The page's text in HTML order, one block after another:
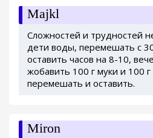
Majkl
Сложностей и трудностей
дети воды, перемешать с
оставить часов на 8-10,
жобавить 100 г муки и 100
перемешать и оставить.
Miron